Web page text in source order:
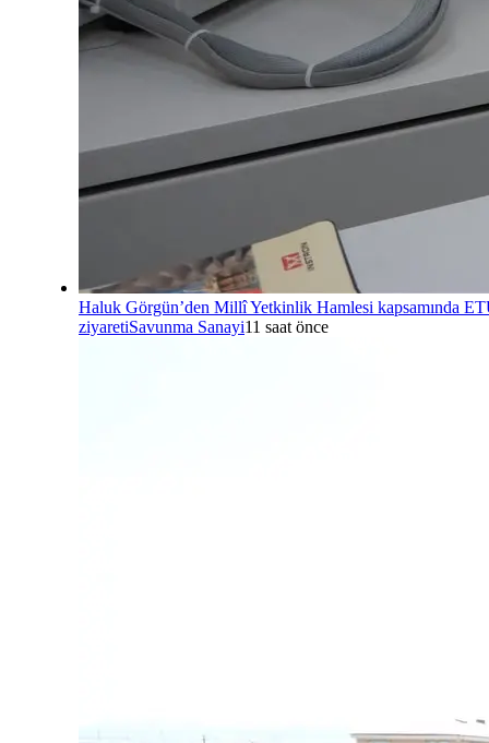
Haluk Görgün’den Millî Yetkinlik Hamlesi kapsamında
ziyaretiSavunma Sanayi11 saat önce